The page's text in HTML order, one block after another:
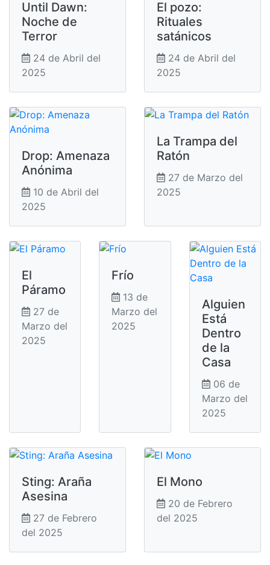
Until Dawn:
Noche de
Terror
24 de Abril del
2025
El pozo:
Rituales
satánicos
24 de Abril del
2025
Drop: Amenaza
Anónima
10 de Abril del
2025
La Trampa del
Ratón
27 de Marzo del
2025
El
Páramo
27 de
Marzo del
2025
Frío
13 de
Marzo del
2025
Alguien
Está
Dentro
de la
Casa
06 de
Marzo del
2025
Sting: Araña
Asesina
27 de Febrero
del 2025
El Mono
20 de Febrero
del 2025